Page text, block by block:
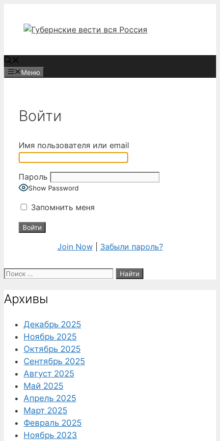
содержимому
Меню
Войти
Имя пользователя или email
Пароль
Show Password
Запомнить меня
Join Now| Забыли пароль?
Поиск:
Архивы
Декабрь 2025
Ноябрь 2025
Октябрь 2025
Сентябрь 2025
Август 2025
Май 2025
Апрель 2025
Март 2025
Февраль 2025
Ноябрь 2023